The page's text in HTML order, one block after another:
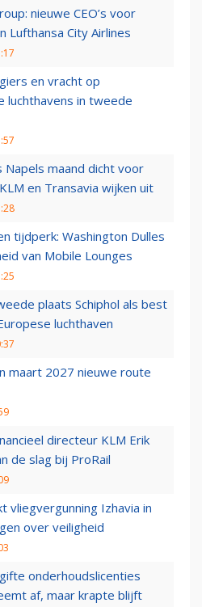
nieuwe CEO’s voor
Lufthansa City Airlines
en vracht op
luchthavens in tweede
Napels maand dicht voor
en Transavia wijken uit
tijdperk: Washington Dulles
van Mobile Lounges
plaats Schiphol als best
luchthaven
maart 2027 nieuwe route
directeur KLM Erik
de slag bij ProRail
vliegvergunning Izhavia in
over veiligheid
onderhoudslicenties
af, maar krapte blijft